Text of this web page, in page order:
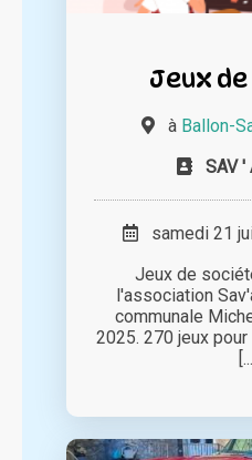
Jeux
à Ballon-
SAV '
samedi 21
Jeux de
l'association
communale
2025. 270 jeux